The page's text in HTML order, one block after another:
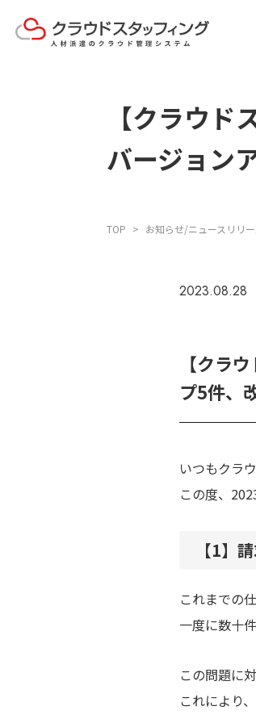
【クラウ
バージョン
TOP お知らせ/ニュースリリー
2023.08.28
【クラ
プ5件、
いつもクラ
この度、
【1】
これまでの
一度に数十
この問題に
これにより